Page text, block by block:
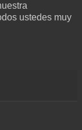
ustedes muy